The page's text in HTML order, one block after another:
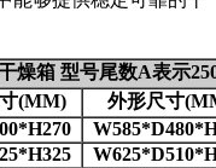
燥箱 型号尾数A表示
(MM)
外形尺寸